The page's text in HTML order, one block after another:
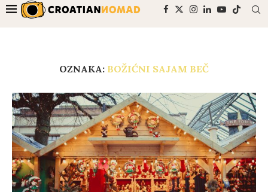
OZNAKA: BOŽIĆNI SAJAM BEČ